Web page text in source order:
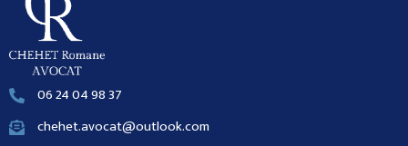
06 24 04 98 37
chehet.avocat@outlook.com